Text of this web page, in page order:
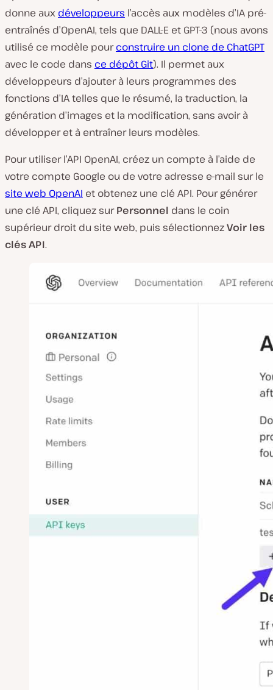
donne aux développeurs l’accès aux modèles d’IA pré-
entraînés d’OpenAI, tels que DALL-E et GPT-3 (nous avons
utilisé ce modèle pourconstruire un clone de ChatGPT
avec le code dans ce dépôt Git). Il permet aux
développeurs d’ajouter à leurs programmes des
fonctions d’IA telles que le résumé, la traduction, la
génération d’images et la modification, sans avoir à
développer et à entraîner leurs modèles.
Pour utiliser l’API OpenAI, créez un compte à l’aide de
votre compte Google ou de votre adresse e-mail sur le
site web OpenAI et obtenez une clé API. Pour générer
une clé API, cliquez surPersonnel dans le coin
supérieur droit du site web, puis sélectionnezVoir les
clés API.